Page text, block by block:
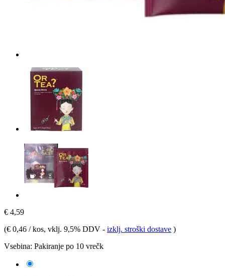
€ 4,59
(€ 0,46 / kos, vklj. 9,5% DDV - izklj. stroški dostave )
Vsebina: Pakiranje po 10 vrečk